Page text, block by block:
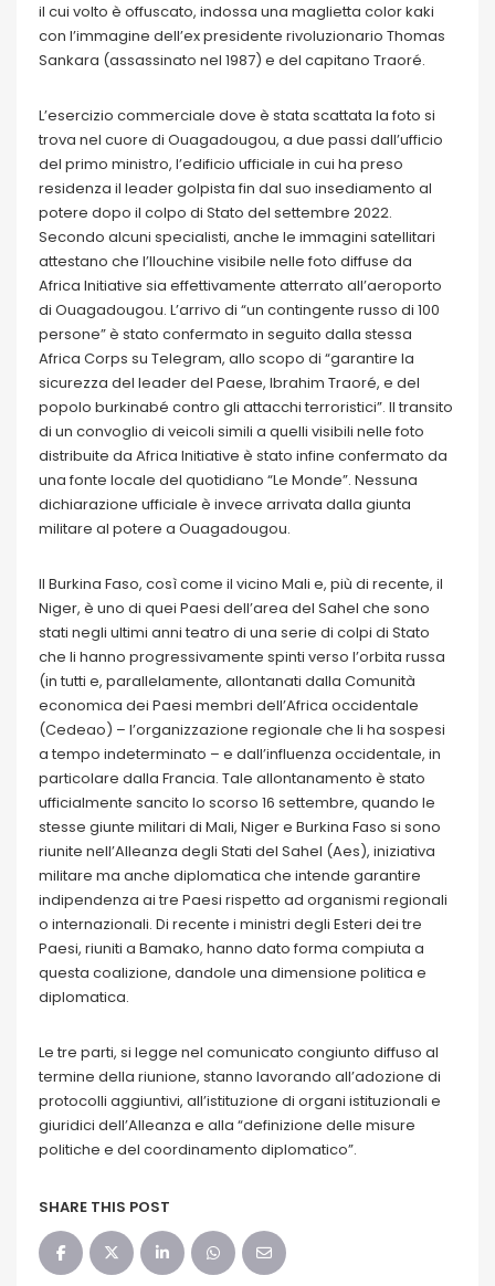
il cui volto è offuscato, indossa una maglietta color kaki
con l’immagine dell’ex presidente rivoluzionario Thomas
Sankara (assassinato nel 1987) e del capitano Traoré.
L’esercizio commerciale dove è stata scattata la foto si
trova nel cuore di Ouagadougou, a due passi dall’ufficio
del primo ministro, l’edificio ufficiale in cui ha preso
residenza il leader golpista fin dal suo insediamento al
potere dopo il colpo di Stato del settembre 2022.
Secondo alcuni specialisti, anche le immagini satellitari
attestano che l’Ilouchine visibile nelle foto diffuse da
Africa Initiative sia effettivamente atterrato all’aeroporto
di Ouagadougou. L’arrivo di “un contingente russo di 100
persone” è stato confermato in seguito dalla stessa
Africa Corps su Telegram, allo scopo di “garantire la
sicurezza del leader del Paese, Ibrahim Traoré, e del
popolo burkinabé contro gli attacchi terroristici”. Il transito
di un convoglio di veicoli simili a quelli visibili nelle foto
distribuite da Africa Initiative è stato infine confermato da
una fonte locale del quotidiano “Le Monde”. Nessuna
dichiarazione ufficiale è invece arrivata dalla giunta
militare al potere a Ouagadougou.
Il Burkina Faso, così come il vicino Mali e, più di recente, il
Niger, è uno di quei Paesi dell’area del Sahel che sono
stati negli ultimi anni teatro di una serie di colpi di Stato
che li hanno progressivamente spinti verso l’orbita russa
(in tutti e, parallelamente, allontanati dalla Comunità
economica dei Paesi membri dell’Africa occidentale
(Cedeao) – l’organizzazione regionale che li ha sospesi
a tempo indeterminato – e dall’influenza occidentale, in
particolare dalla Francia. Tale allontanamento è stato
ufficialmente sancito lo scorso 16 settembre, quando le
stesse giunte militari di Mali, Niger e Burkina Faso si sono
riunite nell’Alleanza degli Stati del Sahel (Aes), iniziativa
militare ma anche diplomatica che intende garantire
indipendenza ai tre Paesi rispetto ad organismi regionali
o internazionali. Di recente i ministri degli Esteri dei tre
Paesi, riuniti a Bamako, hanno dato forma compiuta a
questa coalizione, dandole una dimensione politica e
diplomatica.
Le tre parti, si legge nel comunicato congiunto diffuso al
termine della riunione, stanno lavorando all’adozione di
protocolli aggiuntivi, all’istituzione di organi istituzionali e
giuridici dell’Alleanza e alla “definizione delle misure
politiche e del coordinamento diplomatico”.
SHARE THIS POST